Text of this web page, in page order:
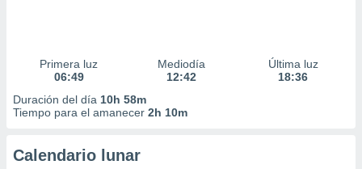
Primera luz
06:49
Mediodía
12:42
Última luz
18:36
Duración del día 10h 58m
Tiempo para el amanecer 2h 10m
Calendario lunar